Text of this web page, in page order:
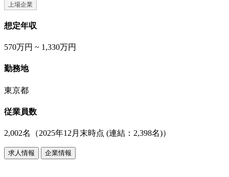
上場企業
想定年収
570万円 ~ 1,330万円
勤務地
東京都
従業員数
2,002名（2025年12月末時点 (連結：2,398名)）
求人情報 企業情報